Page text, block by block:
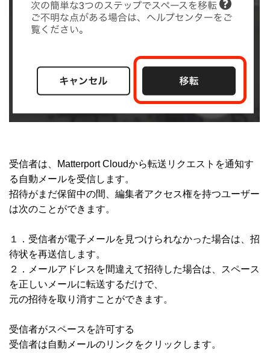
受信者は、Matterport Cloudから転送リクエストを通知す
る自動メールを受信します。
招待がまだ保留中の間、編集者アクセス権を持つユーザー
は次のことができます。
１．受信者が電子メールを見つけられなかった場合は、招
待状を再送信します。
２．メールアドレスを間違えて招待した場合は、スペース
を正しいメールに転送するだけで、
元の招待を取り消すことができます。
受信者がスペースを許可する
受信者は自動メールのリンクをクリックします。